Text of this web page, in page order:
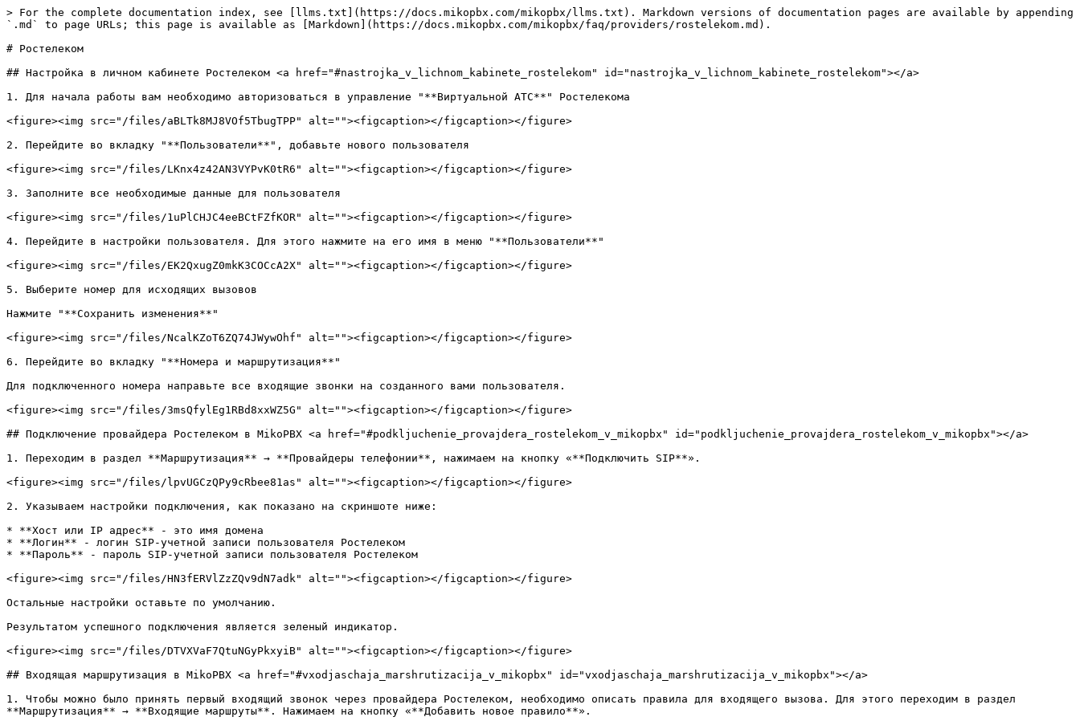
> For the complete documentation index, see [llms.txt](https://docs.mikopbx.com/mikopbx/llms.txt). Markdown versions of documentation pages are available by appending
`.md` to page URLs; this page is available as [Markdown](https://docs.mikopbx.com/mikopbx/faq/providers/rostelekom.md).
# Ростелеком
## Настройка в личном кабинете Ростелеком <a href="#nastrojka_v_lichnom_kabinete_rostelekom" id="nastrojka_v_lichnom_kabinete_rostelekom"></a>
1. Для начала работы вам необходимо авторизоваться в управление "**Виртуальной АТС**" Ростелекома
<figure><img src="/files/aBLTk8MJ8VOf5TbugTPP" alt=""><figcaption></figcaption></figure>
2. Перейдите во вкладку "**Пользователи**", добавьте нового пользователя
<figure><img src="/files/LKnx4z42AN3VYPvK0tR6" alt=""><figcaption></figcaption></figure>
3. Заполните все необходимые данные для пользователя
<figure><img src="/files/1uPlCHJC4eeBCtFZfKOR" alt=""><figcaption></figcaption></figure>
4. Перейдите в настройки пользователя. Для этого нажмите на его имя в меню "**Пользователи**"
<figure><img src="/files/EK2QxugZ0mkK3COCcA2X" alt=""><figcaption></figcaption></figure>
5. Выберите номер для исходящих вызовов
Нажмите "**Сохранить изменения**"
<figure><img src="/files/NcalKZoT6ZQ74JWywOhf" alt=""><figcaption></figcaption></figure>
6. Перейдите во вкладку "**Номера и маршрутизация**"
Для подключенного номера направьте все входящие звонки на созданного вами пользователя.
<figure><img src="/files/3msQfylEg1RBd8xxWZ5G" alt=""><figcaption></figcaption></figure>
## Подключение провайдера Ростелеком в MikoPBX <a href="#podkljuchenie_provajdera_rostelekom_v_mikopbx" id="podkljuchenie_provajdera_rostelekom_v_mikopbx"></a>
1. Переходим в раздел **Маршрутизация** → **Провайдеры телефонии**, нажимаем на кнопку «**Подключить SIP**».
<figure><img src="/files/lpvUGCzQPy9cRbee81as" alt=""><figcaption></figcaption></figure>
2. Указываем настройки подключения, как показано на скриншоте ниже:
* **Хост или IP адрес** - это имя домена
* **Логин** - логин SIP-учетной записи пользователя Ростелеком
* **Пароль** - пароль SIP-учетной записи пользователя Ростелеком
<figure><img src="/files/HN3fERVlZzZQv9dN7adk" alt=""><figcaption></figcaption></figure>
Остальные настройки оставьте по умолчанию.
Результатом успешного подключения является зеленый индикатор.
<figure><img src="/files/DTVXVaF7QtuNGyPkxyiB" alt=""><figcaption></figcaption></figure>
## Входящая маршрутизация в MikoPBX <a href="#vxodjaschaja_marshrutizacija_v_mikopbx" id="vxodjaschaja_marshrutizacija_v_mikopbx"></a>
1. Чтобы можно было принять первый входящий звонок через провайдера Ростелеком, необходимо описать правила для входящего вызова. Для этого переходим в раздел
**Маршрутизация** → **Входящие маршруты**. Нажимаем на кнопку «**Добавить новое правило**».